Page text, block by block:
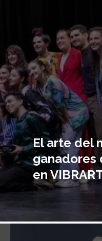
El arte del
ganadores
en